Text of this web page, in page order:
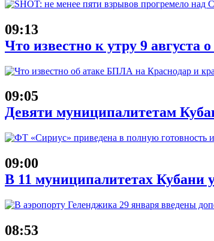
09:13
Что известно к утру 9 августа
09:05
Девяти муниципалитетам
09:00
В 11 муниципалитетах Кубани
08:53